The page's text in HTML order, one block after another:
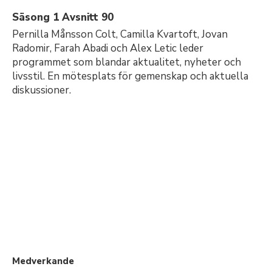
Säsong 1 Avsnitt 90
Pernilla Månsson Colt, Camilla Kvartoft, Jovan
Radomir, Farah Abadi och Alex Letic leder
programmet som blandar aktualitet, nyheter och
livsstil. En mötesplats för gemenskap och aktuella
diskussioner.
Medverkande